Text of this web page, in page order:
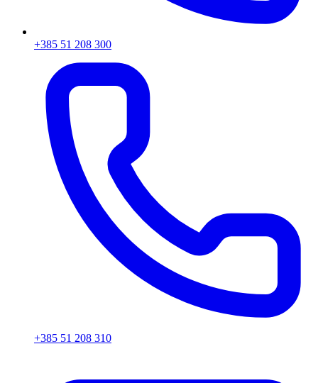
+385 51 208 300
+385 51 208 310